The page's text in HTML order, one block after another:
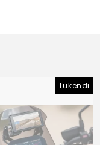
Tükendi